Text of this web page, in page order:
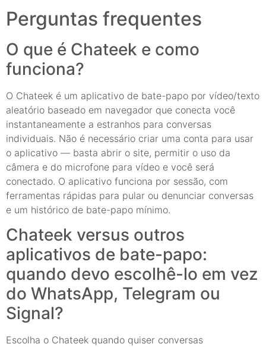
Perguntas frequentes
O que é Chateek e como
funciona?
O Chateek é um aplicativo de bate-papo por vídeo/texto
aleatório baseado em navegador que conecta você
instantaneamente a estranhos para conversas
individuais. Não é necessário criar uma conta para usar
o aplicativo — basta abrir o site, permitir o uso da
câmera e do microfone para vídeo e você será
conectado. O aplicativo funciona por sessão, com
ferramentas rápidas para pular ou denunciar conversas
e um histórico de bate-papo mínimo.
Chateek versus outros
aplicativos de bate-papo:
quando devo escolhê-lo em vez
do WhatsApp, Telegram ou
Signal?
Escolha o Chateek quando quiser conversas